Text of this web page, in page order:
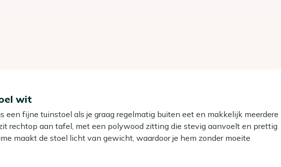
wit
een fijne tuinstoel als je graag regelmatig buiten eet en makkelijk meerdere
rechtop aan tafel, met een polywood zitting die stevig aanvoelt en prettig
maakt de stoel licht van gewicht, waardoor je hem zonder moeite
op elkaar, zodat ze weinig ruimte innemen.